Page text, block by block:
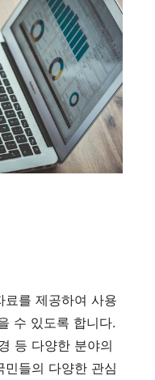
료를 제공하여 사용
수 있도록 합니다.
등 다양한 분야의
들의 다양한 관심